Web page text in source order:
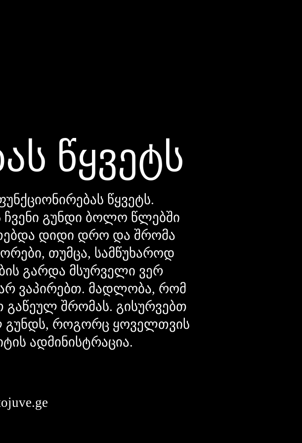
წყვეტს
წყვეტს.
ჩვენი გუნდი ბოლო წლებში
დიდი დრო და შრომა
თუმცა, სამწუხაროდ
გარდა მსურველი ვერ
არ ვაპირებთ. მადლობა, რომ
შრომას. გისურვებთ
გუნდს, როგორც ყოველთვის
ადმინისტრაცია.